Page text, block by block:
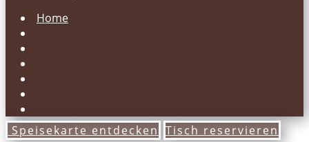
Home
Speisekarte entdecken Tisch reservieren